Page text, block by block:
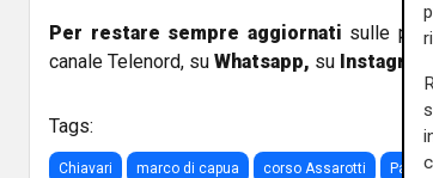
Per restare sempre aggiornati sulle
canale Telenord, su Whatsapp, su Instagram
Tags:
Chiavari marco di capua corso Assarotti